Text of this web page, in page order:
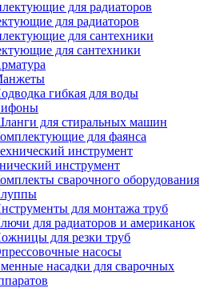
для радиаторов
для сантехники
гибкая для воды
для стиральных машин
для фаянса
инструмент
сварочного оборудования
для монтажа труб
для радиаторов и американок
для резки труб
насосы
насадки для сварочных